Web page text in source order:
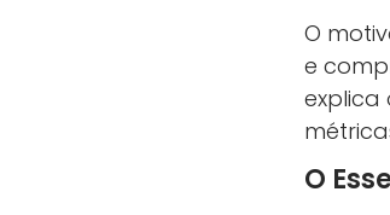
O
e
explica
O